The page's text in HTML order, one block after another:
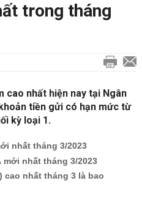
trong tháng
cao nhất hiện nay tại Ngân
tiền gửi có hạn mức từ
kỳ loại 1.
nhất tháng 3/2023
nhất tháng 3/2023
cao nhất tháng 3 là bao